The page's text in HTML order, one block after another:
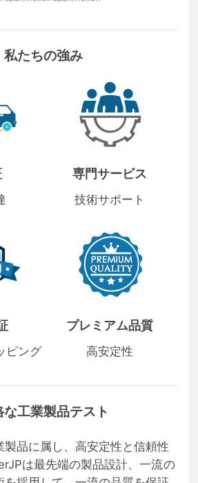
私たちの強み
専門サービス
技術サポート
ピング
プレミアム品質
高安定性
な工業製品テスト
品に属し、高安定性と信頼性
は最先端の製品設計、一流の